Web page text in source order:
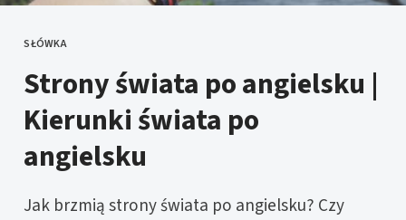
KATEGORIE
SŁÓWKA
Strony świata po angielsku |
Kierunki świata po
angielsku
Jak brzmią strony świata po angielsku? Czy